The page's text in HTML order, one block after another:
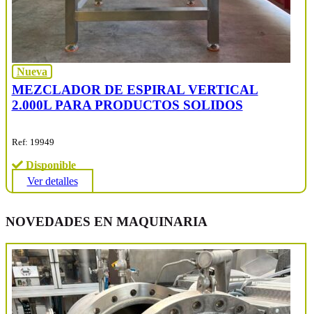
Nueva
MEZCLADOR DE ESPIRAL VERTICAL
2.000L PARA PRODUCTOS SOLIDOS
Ref: 19949
Disponible
Ver detalles
NOVEDADES EN MAQUINARIA